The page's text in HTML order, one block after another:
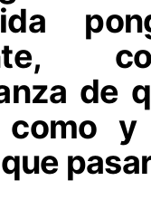
de
como y